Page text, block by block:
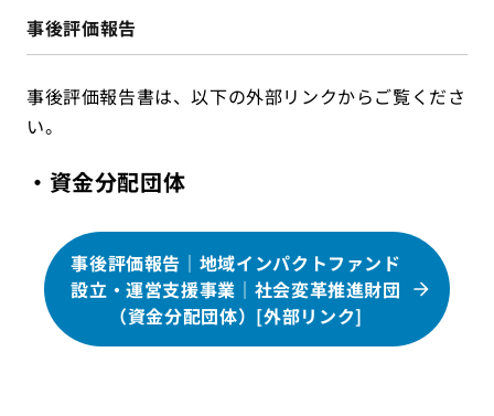
事後評価報告
事後評価報告書は、以下の外部リンクからご覧くださ
い。
・資金分配団体
事後評価報告｜地域インパクトファンド
設立・運営支援事業｜社会変革推進財団
（資金分配団体）[外部リンク]